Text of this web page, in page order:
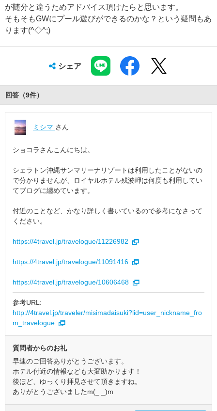
が随分と違うためアドバイス頂けたらと思います。
そもそもGWにプール遊びができるのかな？という疑問もあ
ります(^◇^;)
シェア
回答（9件）
ミシマ さん
ショコラさんこんにちは。
シェラトン沖縄サンマリーナリゾートは利用したことがないの
で分かりませんが、ロイヤルホテル残波岬は何度も利用してい
てブログに纏めています。
付近のことなど、かなり詳しく書いているので参考になさって
ください。
https://4travel.jp/travelogue/11226982
https://4travel.jp/travelogue/11091416
https://4travel.jp/travelogue/10606468
参考URL:
http://4travel.jp/traveler/misimadaisuki?lid=user_nickname_fro
m_travelogue
質問者からのお礼
早速のご回答ありがとうございます。
ホテル付近の情報なども大変助かります！
後ほど、ゆっくり拝見させて頂きますね。
ありがとうございましたm(_ _)m